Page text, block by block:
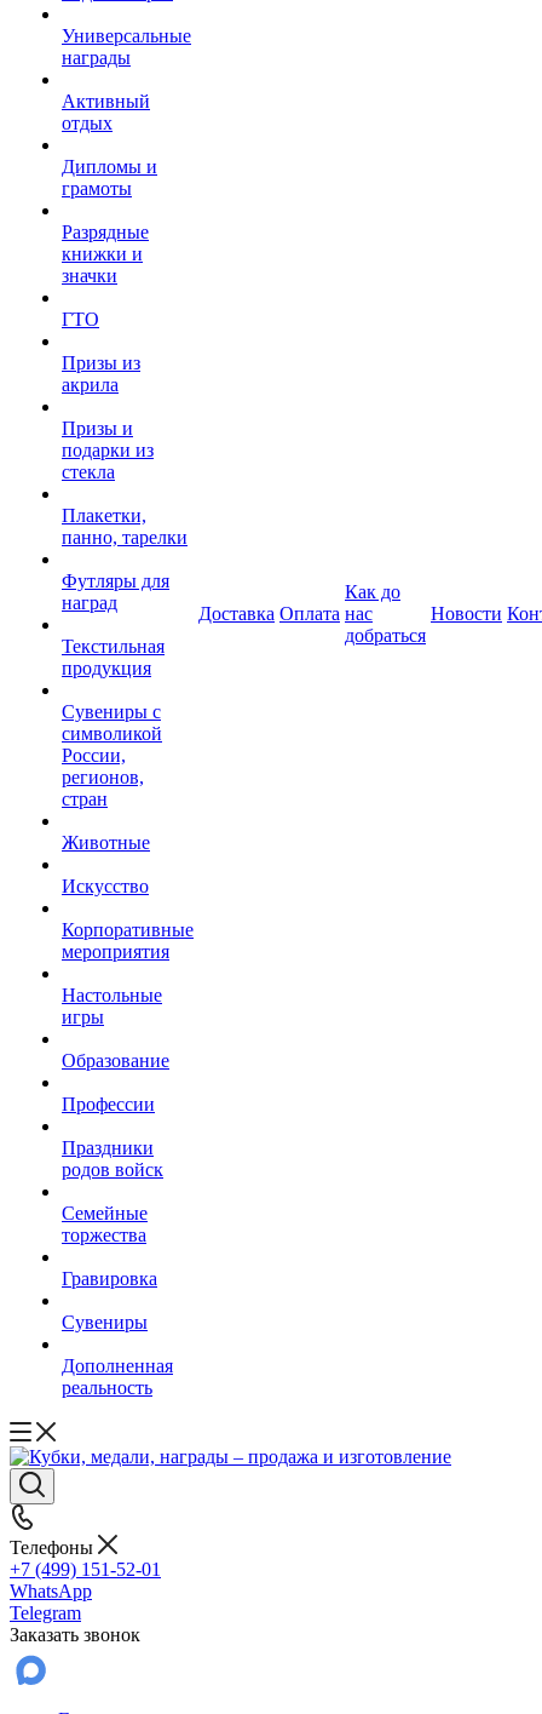
Универсальные
награды
Активный
отдых
Дипломы и
грамоты
Разрядные
книжки и
значки
ГТО
Призы из
акрила
Призы и
подарки из
стекла
Плакетки,
панно, тарелки
Футляры для
наград
Текстильная
продукция
Сувениры с
символикой
России,
регионов,
стран
Животные
Искусство
Корпоративные
мероприятия
Настольные
игры
Образование
Профессии
Праздники
родов войск
Семейные
торжества
Гравировка
Сувениры
Дополненная
реальность
Доставка Оплата
Как до
нас
добраться
Новости
Телефоны
+7 (499) 151-52-01
WhatsApp
Telegram
Заказать звонок